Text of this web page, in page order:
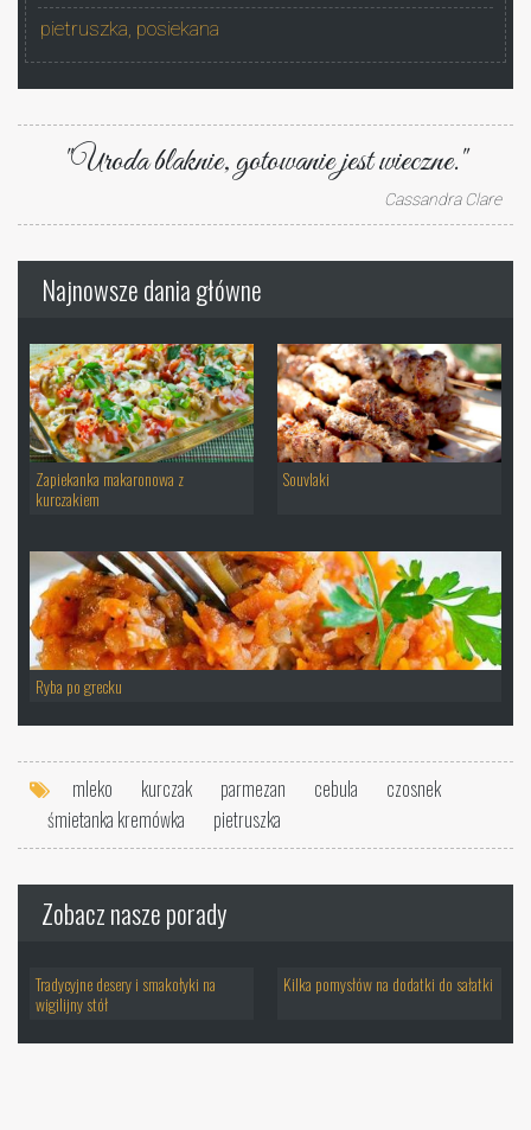
pietruszka, posiekana
"Uroda blaknie, gotowanie jest wieczne."
Cassandra Clare
Najnowsze dania główne
Zapiekanka makaronowa z
kurczakiem
Souvlaki
Ryba po grecku
mleko kurczak parmezan cebula
czosnek
śmietanka kremówka
pietruszka
Zobacz nasze porady
Tradycyjne desery i smakołyki na
wigilijny stół
Kilka pomysłów na dodatki do sałatki